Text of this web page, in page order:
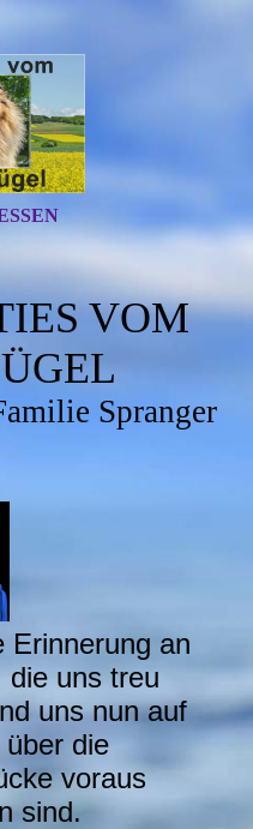
VOM
Spranger
Erinnerung an
die uns treu
uns nun auf
die
voraus
sind.